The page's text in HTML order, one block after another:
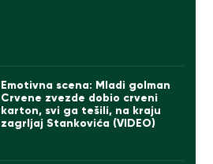
Emotivna scena: Mladi golman
Crvene zvezde dobio crveni
karton, svi ga tešili, na kraju
zagrljaj Stankovića (VIDEO)